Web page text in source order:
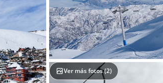
Ver más fotos (2)